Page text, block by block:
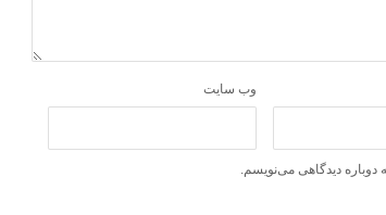
وب‌ سایت
دیدگاهی می‌نویسم.